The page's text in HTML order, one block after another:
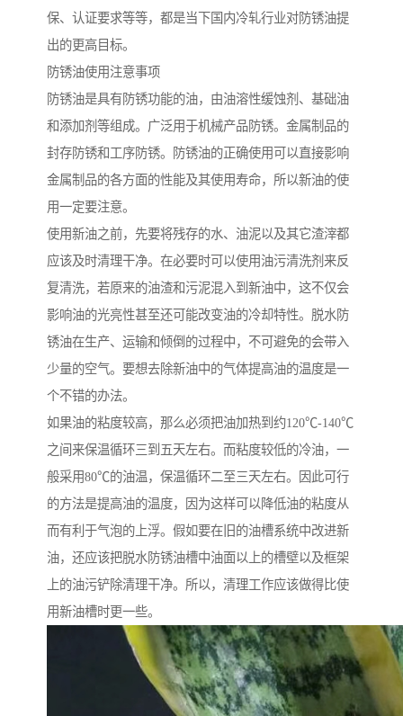
保、认证要求等等，都是当下国内冷轧行业对防锈油提
出的更高目标。
防锈油使用注意事项
防锈油是具有防锈功能的油，由油溶性缓蚀剂、基础油
和添加剂等组成。广泛用于机械产品防锈。金属制品的
封存防锈和工序防锈。防锈油的正确使用可以直接影响
金属制品的各方面的性能及其使用寿命，所以新油的使
用一定要注意。
使用新油之前，先要将残存的水、油泥以及其它渣滓都
应该及时清理干净。在必要时可以使用油污清洗剂来反
复清洗，若原来的油渣和污泥混入到新油中，这不仅会
影响油的光亮性甚至还可能改变油的冷却特性。脱水防
锈油在生产、运输和倾倒的过程中，不可避免的会带入
少量的空气。要想去除新油中的气体提高油的温度是一
个不错的办法。
如果油的粘度较高，那么必须把油加热到约120℃-140℃
之间来保温循环三到五天左右。而粘度较低的冷油，一
般采用80℃的油温，保温循环二至三天左右。因此可行
的方法是提高油的温度，因为这样可以降低油的粘度从
而有利于气泡的上浮。假如要在旧的油槽系统中改进新
油，还应该把脱水防锈油槽中油面以上的槽壁以及框架
上的油污铲除清理干净。所以，清理工作应该做得比使
用新油槽时更一些。